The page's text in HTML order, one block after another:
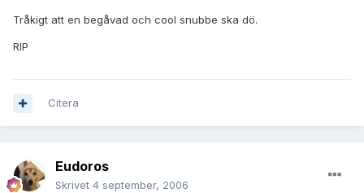
Tråkigt att en begåvad och cool snubbe ska dö.
RIP
Citera
Eudoros
Skrivet 4 september, 2006